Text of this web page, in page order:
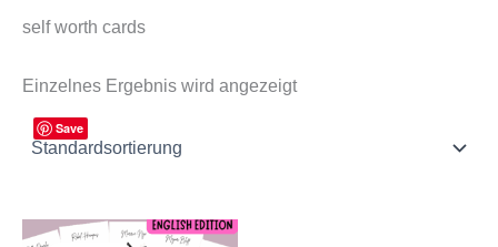
self worth cards
Einzelnes Ergebnis wird angezeigt
Save